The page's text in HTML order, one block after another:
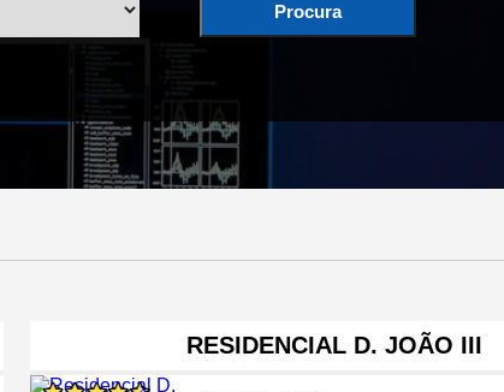
Procura
RESIDENCIAL D. JOÃO III